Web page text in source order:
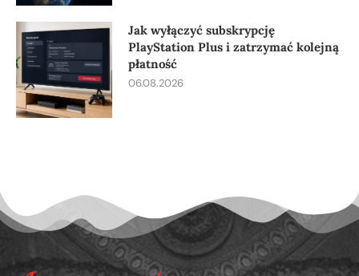
Jak wyłączyć subskrypcję
PlayStation Plus i zatrzymać kolejną
płatność
06.08.2026